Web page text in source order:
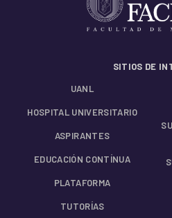
SITIOS DE
UANL
HOSPITAL UNIVERSITARIO
ASPIRANTES
EDUCACIÓN CONTÍNUA
PLATAFORMA
TUTORÍAS